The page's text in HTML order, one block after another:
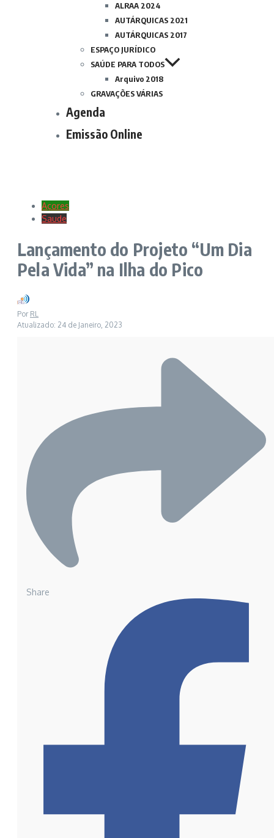
ALRAA 2024
AUTÁRQUICAS 2021
AUTÁRQUICAS 2017
ESPAÇO JURÍDICO
SAÚDE PARA TODOS
Arquivo 2018
GRAVAÇÕES VÁRIAS
Agenda
Emissão Online
Açores
Saude
Lançamento do Projeto “Um Dia
Pela Vida” na Ilha do Pico
Por RL
Atualizado: 24 de Janeiro, 2023
Share